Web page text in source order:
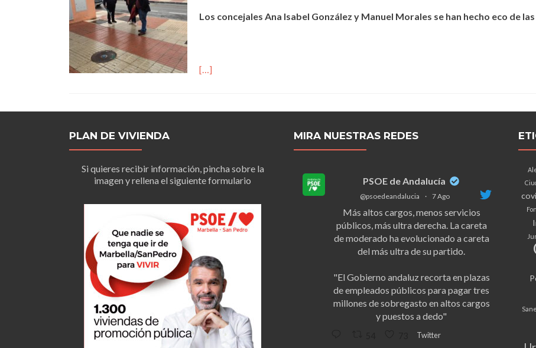
Los concejales Ana Isabel González y Manuel Morales se han hecho eco de
[…]
PLAN DE VIVIENDA
Si quieres recibir información, pincha sobre la
imagen y rellena el siguiente formulario
MIRA NUESTRAS REDES
PSOE de Andalucía
@psoedeandalucia · 7 Ago
Más altos cargos, menos servicios
públicos, más ultra derecha. La careta
de moderado ha evolucionado a careta
del más ultra de su partido.
"El Gobierno andaluz recorta en plazas
de empleados públicos para pagar tres
millones de sobregasto en altos cargos
y puestos a dedo"
Twitter